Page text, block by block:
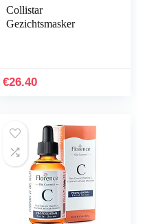
Collistar
Gezichtsmasker
€26.40